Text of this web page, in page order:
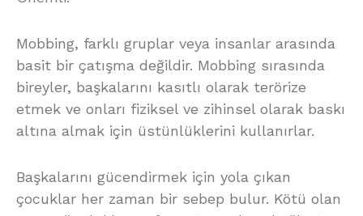
Mobbing, farklı gruplar veya insanlar arasında
basit bir çatışma değildir. Mobbing sırasında
bireyler, başkalarını kasıtlı olarak terörize
etmek ve onları fiziksel ve zihinsel olarak baskı
altına almak için üstünlüklerini kullanırlar.
Başkalarını gücendirmek için yola çıkan
çocuklar her zaman bir sebep bulur. Kötü olan